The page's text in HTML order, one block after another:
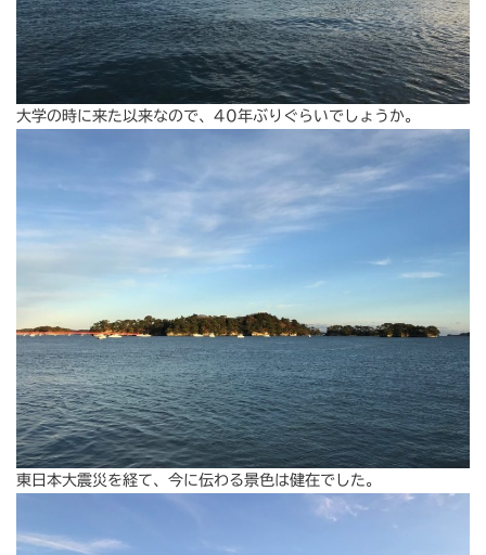
大学の時に来た以来なので、40年ぶりぐらいでしょうか。
東日本大震災を経て、今に伝わる景色は健在でした。